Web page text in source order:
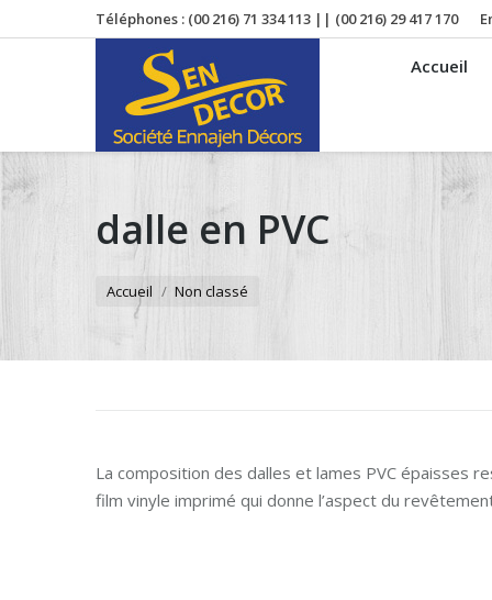
Téléphones : (00 216) 71 334 113 || (00 216) 29 417 170
Accueil
dalle en PVC
Accueil Non classé
La composition des dalles et lames PVC épaisses
film vinyle imprimé qui donne l’aspect du